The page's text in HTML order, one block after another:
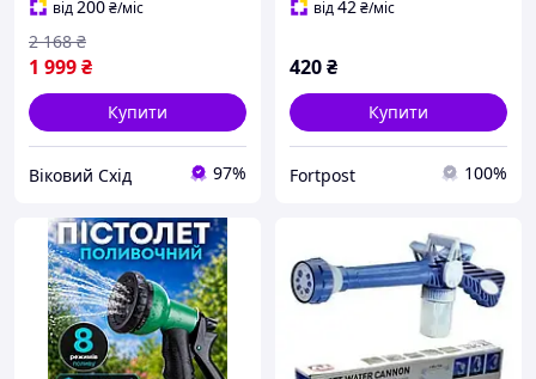
від200₴/міс
1 999₴
2 168 ₴
Купити
Віковий Схід 97%
від42₴/міс
420₴
Купити
Fortpost 100%